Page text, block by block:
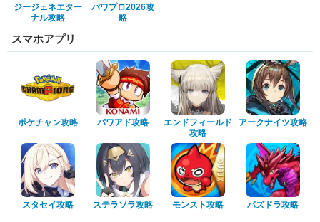
ジージェネエター
ナル攻略
パワプロ2026攻
略
スマホアプリ
ポケチャン攻略 パワアド攻略
エンドフィールド
攻略
アークナイツ攻略
スタセイ攻略 ステラソラ攻略 モンスト攻略 パズドラ攻略